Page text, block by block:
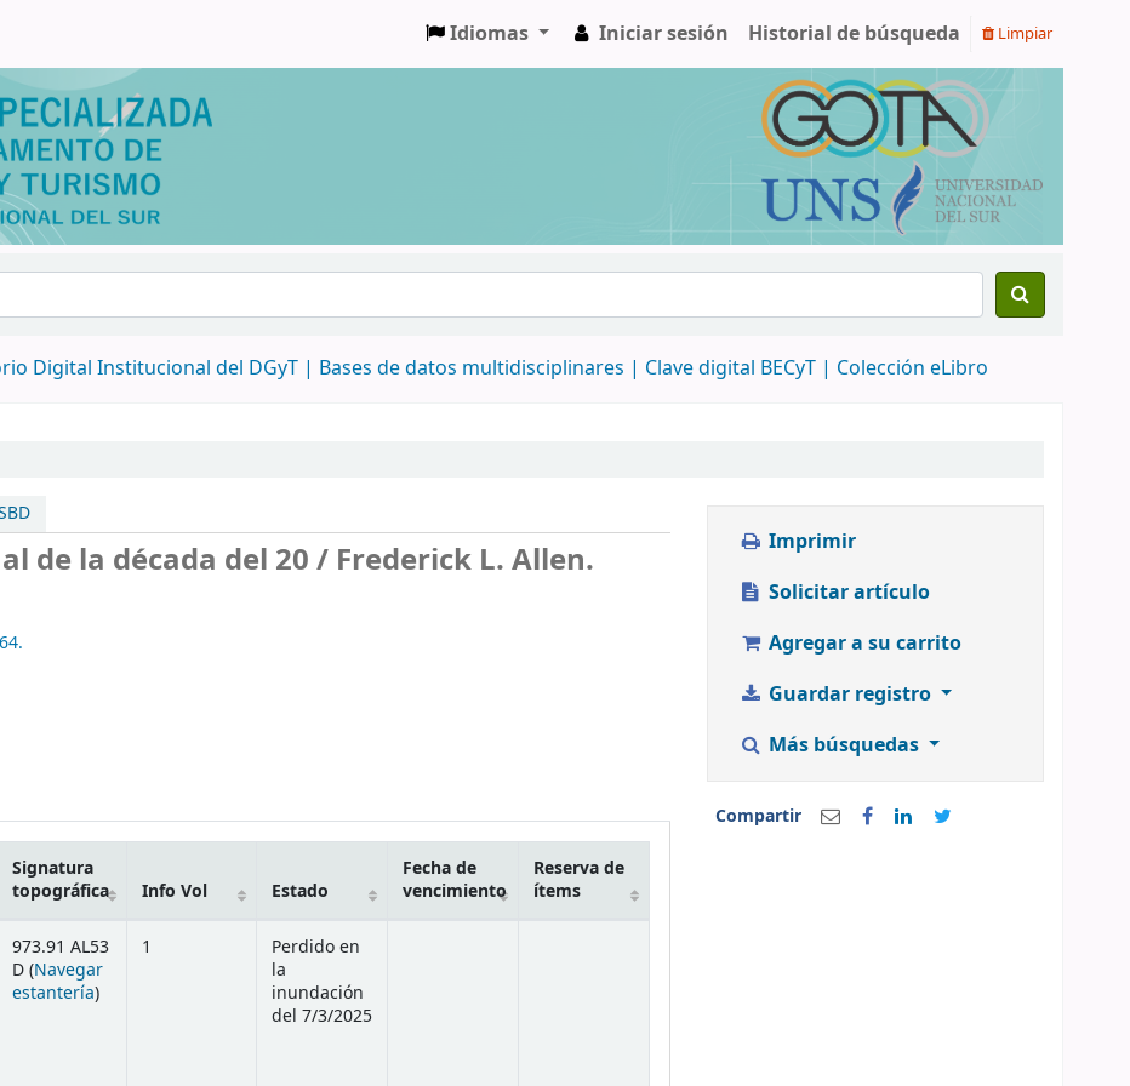
Idiomas Iniciar sesión Historial de búsqueda Limpiar
Digital Institucional del DGyT | Bases de datos multidisciplinares | Clave digital BECyT | Colección eLibro
de la década del 20 / Frederick L. Allen.
Signatura
topográfica
Info Vol Estado
Fecha de
vencimiento
Reserva de
ítems
973.91 AL53
D (Navegar
estantería(Abre debajo)
)
1
Perdido en
la
inundación
del 7/3/2025
Imprimir
Solicitar artículo
Agregar a su carrito
Guardar registro
Más búsquedas
Compartir